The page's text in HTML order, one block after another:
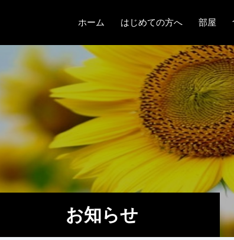
ホーム はじめての方へ
ものがたり
部屋
クラシ
メゾネ
フラッ
紫陽花
お知らせ